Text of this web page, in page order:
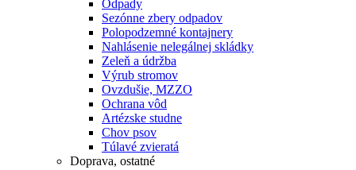
Odpady
Sezónne zbery odpadov
Polopodzemné kontajnery
Nahlásenie nelegálnej skládky
Zeleň a údržba
Výrub stromov
Ovzdušie, MZZO
Ochrana vôd
Artézske studne
Chov psov
Túlavé zvieratá
Doprava, ostatné